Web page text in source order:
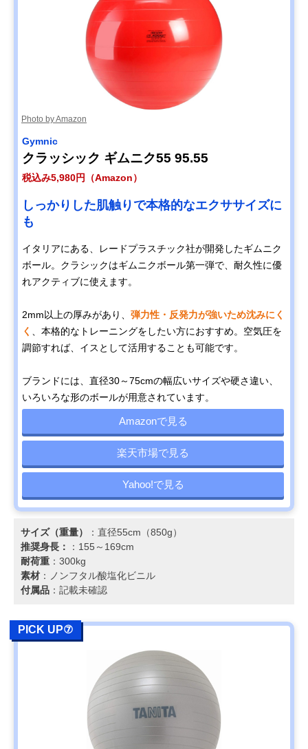
Photo by Amazon
Gymnic
クラッシック ギムニク55 95.55
税込み5,980円（Amazon）
しっかりした肌触りで本格的なエクササイズに
も
イタリアにある、レードプラスチック社が開発したギムニク
ボール。クラシックはギムニクボール第一弾で、耐久性に優
れアクティブに使えます。
2mm以上の厚みがあり、 弾力性・反発力が強いため沈みにく
く
、本格的なトレーニングをしたい方におすすめ。空気圧を
調節すれば、イスとして活用することも可能です。
ブランドには、直径30～75cmの幅広いサイズや硬さ違い、
いろいろな形のボールが用意されています。
Amazonで見る
楽天市場で見る
Yahoo!で見る
サイズ（重量）
：直径55cm（850g）
推奨身長：
：155～169cm
耐荷重 ：300kg
素材 ：ノンフタル酸塩化ビニル
付属品 ：記載未確認
PICK UP⑦